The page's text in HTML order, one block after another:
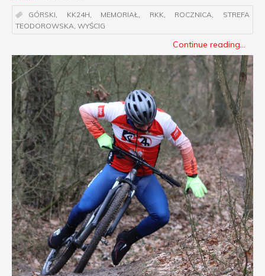
GÓRSKI, KK24H, MEMORIAŁ, RKK, ROCZNICA, STREFA
TEODOROWSKA, WYŚCIG
Continue reading...